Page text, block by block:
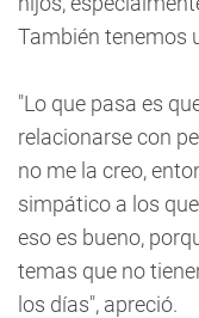
También tenemos
"Lo que pasa es
relacionarse con
no me la creo,
simpático a los
eso es bueno,
temas que no
los días", apreció.